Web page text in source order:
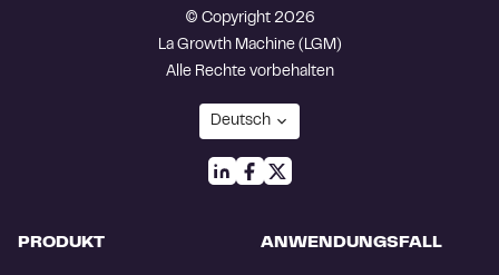
© Copyright 2026
La Growth Machine (LGM)
Alle Rechte vorbehalten
PRODUKT ANWENDUNGSFALL